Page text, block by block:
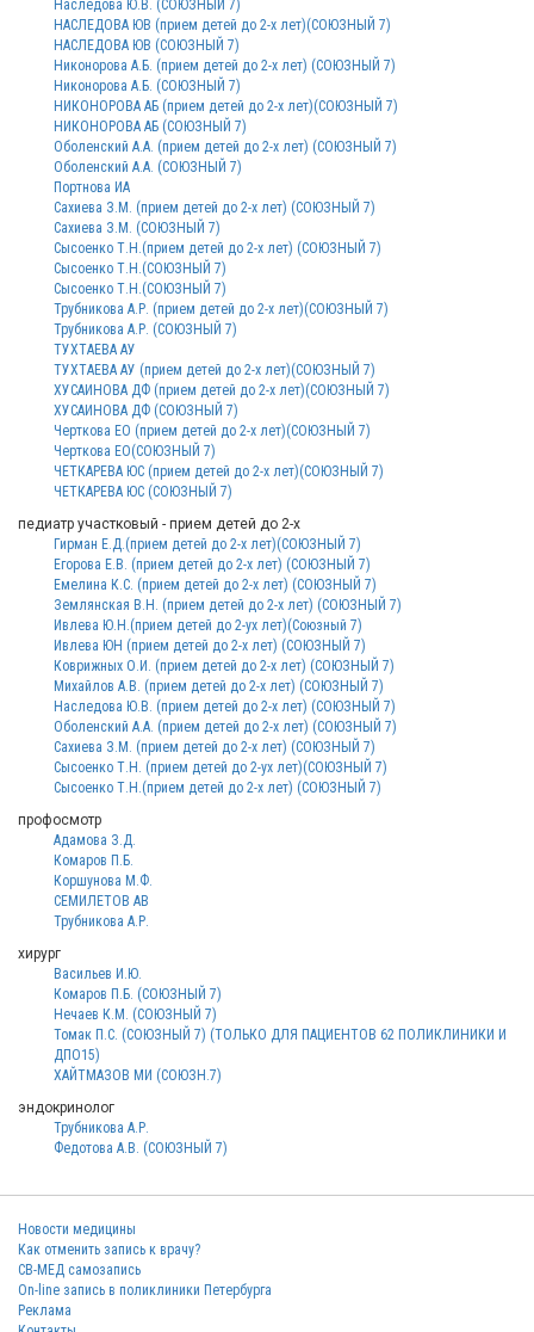
Наследова Ю.В. (СОЮЗНЫЙ 7)
НАСЛЕДОВА ЮВ (прием детей до 2-х лет)(СОЮЗНЫЙ 7)
НАСЛЕДОВА ЮВ (СОЮЗНЫЙ 7)
Никонорова А.Б. (прием детей до 2-х лет) (СОЮЗНЫЙ 7)
Никонорова А.Б. (СОЮЗНЫЙ 7)
НИКОНОРОВА АБ (прием детей до 2-х лет)(СОЮЗНЫЙ 7)
НИКОНОРОВА АБ (СОЮЗНЫЙ 7)
Оболенский А.А. (прием детей до 2-х лет) (СОЮЗНЫЙ 7)
Оболенский А.А. (СОЮЗНЫЙ 7)
Портнова ИА
Сахиева З.М. (прием детей до 2-х лет) (СОЮЗНЫЙ 7)
Сахиева З.М. (СОЮЗНЫЙ 7)
Сысоенко Т.Н.(прием детей до 2-х лет) (СОЮЗНЫЙ 7)
Сысоенко Т.Н.(СОЮЗНЫЙ 7)
Сысоенко Т.Н.(СОЮЗНЫЙ 7)
Трубникова А.Р. (прием детей до 2-х лет)(СОЮЗНЫЙ 7)
Трубникова А.Р. (СОЮЗНЫЙ 7)
ТУХТАЕВА АУ
ТУХТАЕВА АУ (прием детей до 2-х лет)(СОЮЗНЫЙ 7)
ХУСАИНОВА ДФ (прием детей до 2-х лет)(СОЮЗНЫЙ 7)
ХУСАИНОВА ДФ (СОЮЗНЫЙ 7)
Черткова ЕО (прием детей до 2-х лет)(СОЮЗНЫЙ 7)
Черткова ЕО(СОЮЗНЫЙ 7)
ЧЕТКАРЕВА ЮС (прием детей до 2-х лет)(СОЮЗНЫЙ 7)
ЧЕТКАРЕВА ЮС (СОЮЗНЫЙ 7)
педиатр участковый - прием детей до 2-х
Гирман Е.Д.(прием детей до 2-х лет)(СОЮЗНЫЙ 7)
Егорова Е.В. (прием детей до 2-х лет) (СОЮЗНЫЙ 7)
Емелина К.С. (прием детей до 2-х лет) (СОЮЗНЫЙ 7)
Землянская В.Н. (прием детей до 2-х лет) (СОЮЗНЫЙ 7)
Ивлева Ю.Н.(прием детей до 2-ух лет)(Союзный 7)
Ивлева ЮН (прием детей до 2-х лет) (СОЮЗНЫЙ 7)
Коврижных О.И. (прием детей до 2-х лет) (СОЮЗНЫЙ 7)
Михайлов А.В. (прием детей до 2-х лет) (СОЮЗНЫЙ 7)
Наследова Ю.В. (прием детей до 2-х лет) (СОЮЗНЫЙ 7)
Оболенский А.А. (прием детей до 2-х лет) (СОЮЗНЫЙ 7)
Сахиева З.М. (прием детей до 2-х лет) (СОЮЗНЫЙ 7)
Сысоенко Т.Н. (прием детей до 2-ух лет)(СОЮЗНЫЙ 7)
Сысоенко Т.Н.(прием детей до 2-х лет) (СОЮЗНЫЙ 7)
профосмотр
Адамова З.Д.
Комаров П.Б.
Коршунова М.Ф.
СЕМИЛЕТОВ АВ
Трубникова А.Р.
хирург
Васильев И.Ю.
Комаров П.Б. (СОЮЗНЫЙ 7)
Нечаев К.М. (СОЮЗНЫЙ 7)
Томак П.С. (СОЮЗНЫЙ 7) (ТОЛЬКО ДЛЯ ПАЦИЕНТОВ 62 ПОЛИКЛИНИКИ И
ДПО15)
ХАЙТМАЗОВ МИ (СОЮЗН.7)
эндокринолог
Трубникова А.Р.
Федотова А.В. (СОЮЗНЫЙ 7)
Новости медицины
Как отменить запись к врачу?
СВ-МЕД самозапись
On-line запись в поликлиники Петербурга
Реклама